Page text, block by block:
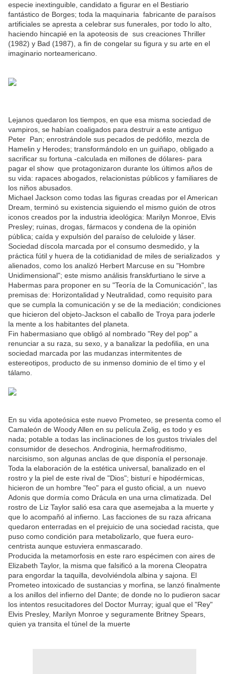
especie inextinguible, candidato a figurar en el Bestiario
fantástico de Borges; toda la maquinaria fabricante de paraísos
artificiales se apresta a celebrar sus funerales, por todo lo alto,
haciendo hincapié en la apoteosis de sus creaciones Thriller
(1982) y Bad (1987), a fin de congelar su figura y su arte en el
imaginario norteamericano.
Lejanos quedaron los tiempos, en que esa misma sociedad de
vampiros, se habían coaligados para destruir a este antiguo
Peter Pan; enrostrándole sus pecados de pedófilo, mezcla de
Hamelin y Herodes; transformándolo en un guiñapo, obligado a
sacrificar su fortuna -calculada en millones de dólares- para
pagar el show que protagonizaron durante los últimos años de
su vida: rapaces abogados, relacionistas públicos y familiares de
los niños abusados.
Michael Jackson como todas las figuras creadas por el American
Dream, terminó su existencia siguiendo el mismo guión de otros
iconos creados por la industria ideológica: Marilyn Monroe, Elvis
Presley; ruinas, drogas, fármacos y condena de la opinión
pública; caída y expulsión del paraíso de celuloide y láser.
Sociedad díscola marcada por el consumo desmedido, y la
práctica fútil y huera de la cotidianidad de miles de serializados y
alienados, como los analizó Herbert Marcuse en su "Hombre
Unidimensional"; este mismo análisis franskfurtiano le sirve a
Habermas para proponer en su "Teoría de la Comunicación", las
premisas de: Horizontalidad y Neutralidad, como requisito para
que se cumpla la comunicación y se de la mediación; condiciones
que hicieron del objeto-Jackson el caballo de Troya para joderle
la mente a los habitantes del planeta.
Fin habermasiano que obligó al nombrado "Rey del pop" a
renunciar a su raza, su sexo, y a banalizar la pedofilia, en una
sociedad marcada por las mudanzas intermitentes de
estereotipos, producto de su inmenso dominio de el timo y el
tálamo.
En su vida apoteósica este nuevo Prometeo, se presenta como el
Camaleón de Woody Allen en su película Zelig, es todo y es
nada; potable a todas las inclinaciones de los gustos triviales del
consumidor de desechos. Androginia, hermafroditismo,
narcisismo, son algunas anclas de que disponía el personaje.
Toda la elaboración de la estética universal, banalizado en el
rostro y la piel de este rival de "Dios"; bisturí e hipodérmicas,
hicieron de un hombre "feo" para el gusto oficial, a un nuevo
Adonis que dormía como Drácula en una urna climatizada. Del
rostro de Liz Taylor salió esa cara que asemejaba a la muerte y
que lo acompañó al infierno. Las facciones de su raza africana
quedaron enterradas en el prejuicio de una sociedad racista, que
puso como condición para metabolizarlo, que fuera euro-
centrista aunque estuviera enmascarado.
Producida la metamorfosis en este raro espécimen con aires de
Elizabeth Taylor, la misma que falsificó a la morena Cleopatra
para engordar la taquilla, devolviéndola albina y sajona. El
Prometeo intoxicado de sustancias y morfina, se lanzó finalmente
a los anillos del infierno del Dante; de donde no lo pudieron sacar
los intentos resucitadores del Doctor Murray; igual que el "Rey"
Elvis Presley, Marilyn Monroe y seguramente Britney Spears,
quien ya transita el túnel de la muerte